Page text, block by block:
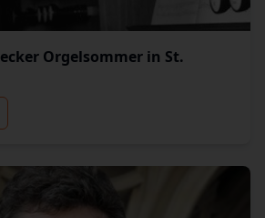
Orgelsommer in St.